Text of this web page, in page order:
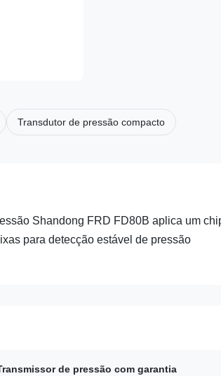
Transdutor de pressão compacto
Shandong FRD FD80B aplica um
para detecção estável de pressão
de pressão com garantia